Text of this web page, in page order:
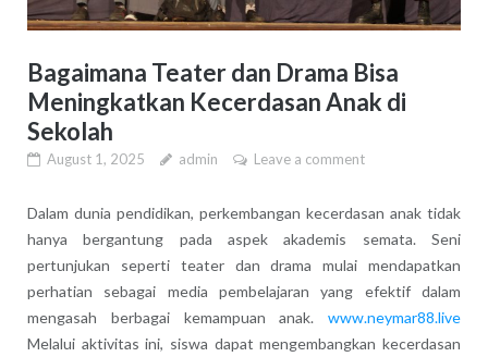
Bagaimana Teater dan Drama Bisa
Meningkatkan Kecerdasan Anak di
Sekolah
August 1, 2025 admin Leave a comment
Dalam dunia pendidikan, perkembangan kecerdasan anak tidak
hanya bergantung pada aspek akademis semata. Seni
pertunjukan seperti teater dan drama mulai mendapatkan
perhatian sebagai media pembelajaran yang efektif dalam
mengasah berbagai kemampuan anak.www.neymar88.live
Melalui aktivitas ini, siswa dapat mengembangkan kecerdasan